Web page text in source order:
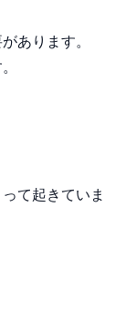
あります。
て起きていま